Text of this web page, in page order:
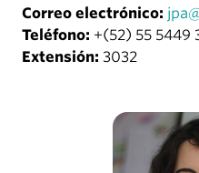
Correo electrónico:
Teléfono: +(52) 55 5449
Extensión: 3032